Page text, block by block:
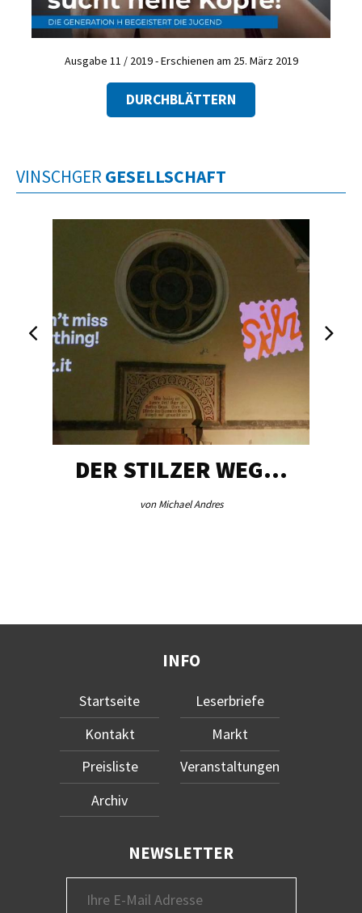
Ausgabe 11 / 2019 - Erschienen am 25. März 2019
DURCHBLÄTTERN
VINSCHGER GESELLSCHAFT
DER STILZER WEG…
von Michael Andres
INFO
Startseite
Kontakt
Preisliste
Archiv
Leserbriefe
Markt
Veranstaltungen
NEWSLETTER